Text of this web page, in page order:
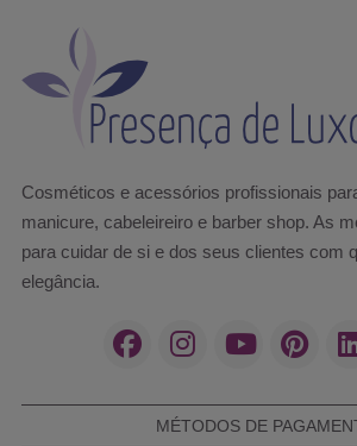
Cosméticos e acessórios profissionais
manicure, cabeleireiro e barber shop. As
para cuidar de si e dos seus clientes com
elegância.
MÉTODOS DE